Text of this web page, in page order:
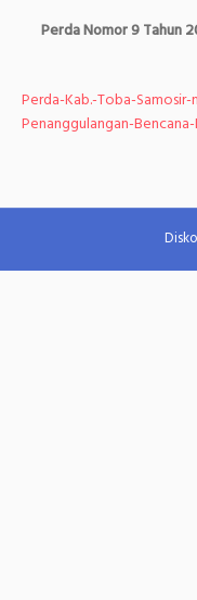
Perda Nomor 9 Tahun
Perda-Kab.-Toba-
Penanggulangan-